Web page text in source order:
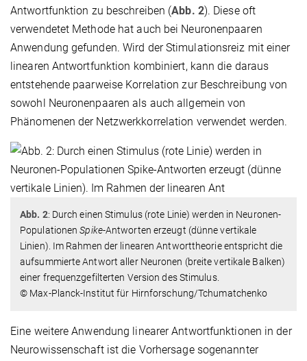
Antwortfunktion zu beschreiben (Abb. 2). Diese oft
verwendetet Methode hat auch bei Neuronenpaaren
Anwendung gefunden. Wird der Stimulationsreiz mit einer
linearen Antwortfunktion kombiniert, kann die daraus
entstehende paarweise Korrelation zur Beschreibung von
sowohl Neuronenpaaren als auch allgemein von
Phänomenen der Netzwerkkorrelation verwendet werden.
Abb. 2: Durch einen Stimulus (rote Linie) werden in Neuronen-
PopulationenSpike-Antworten erzeugt (dünne vertikale
Linien). Im Rahmen der linearen Antworttheorie entspricht die
aufsummierte Antwort aller Neuronen (breite vertikale Balken)
einer frequenzgefilterten Version des Stimulus.
© Max-Planck-Institut für Hirnforschung/Tchumatchenko
Eine weitere Anwendung linearer Antwortfunktionen in der
Neurowissenschaft ist die Vorhersage sogenannter